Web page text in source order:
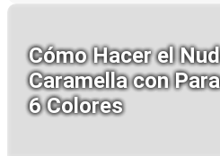
Cómo Hacer el
Caramella con
6 Colores